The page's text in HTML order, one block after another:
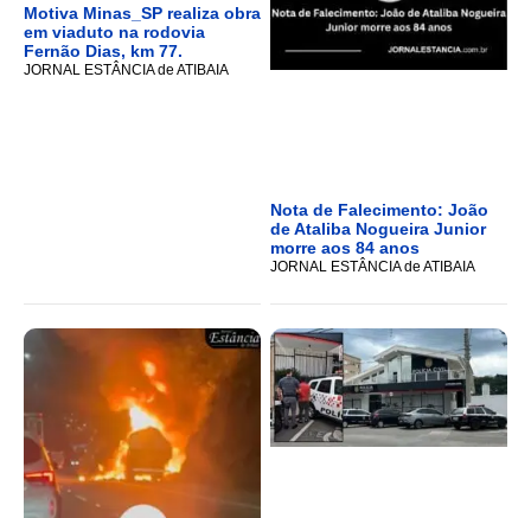
Motiva Minas_SP realiza obra
em viaduto na rodovia
Fernão Dias, km 77.
JORNAL ESTÂNCIA de ATIBAIA
Nota de Falecimento: João
de Ataliba Nogueira Junior
morre aos 84 anos
JORNAL ESTÂNCIA de ATIBAIA